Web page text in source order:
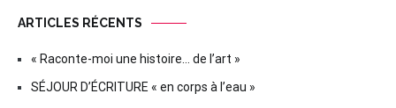
ARTICLES RÉCENTS
« Raconte-moi une histoire… de l’art »
SÉJOUR D’ÉCRITURE « en corps à l’eau »